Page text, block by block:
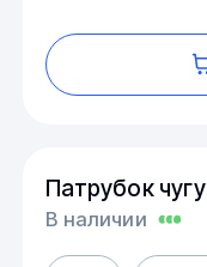
Патрубок
В наличии